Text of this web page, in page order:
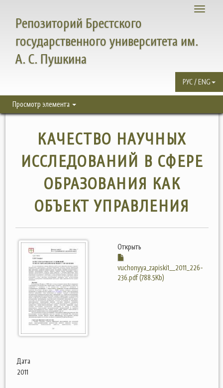
Toggle
Репозиторий Брестского
государственного университета им.
А. С. Пушкина
РУС / ENG
Просмотр элемента
КАЧЕСТВО НАУЧНЫХ
ИССЛЕДОВАНИЙ В СФЕРЕ
ОБРАЗОВАНИЯ КАК
ОБЪЕКТ УПРАВЛЕНИЯ
Открыть
vuchonyya_zapiski1__2011_226-
236.pdf (788.5Kb)
Дата
2011